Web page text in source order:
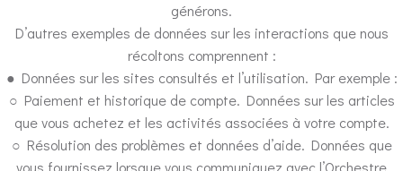
générons.
D’autres exemples de données sur les interactions que nous
récoltons comprennent :
● Données sur les sites consultés et l’utilisation. Par exemple :
○ Paiement et historique de compte. Données sur les articles
que vous achetez et les activités associées à votre compte.
○ Résolution des problèmes et données d’aide. Données que
vous fournissez lorsque vous communiquez avec l’Orchestre